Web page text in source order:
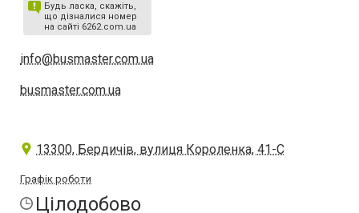
Будь ласка, скажіть,
що дізналися номер
на сайті 6262.com.ua
info@busmaster.com.ua
busmaster.com.ua
13300, Бердичів, вулиця Короленка, 41-С
Графік роботи
Цілодобово